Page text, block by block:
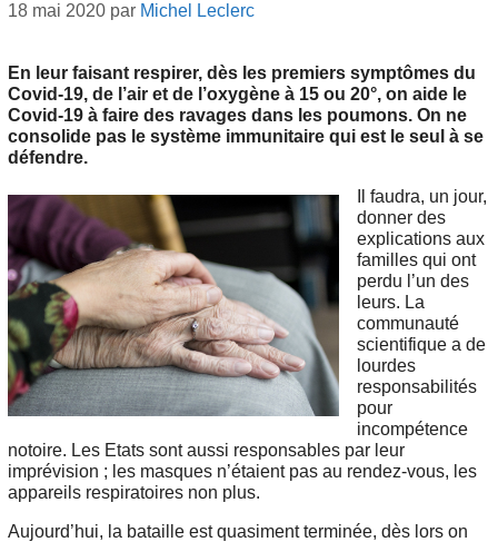
18 mai 2020 par Michel Leclerc
En leur faisant respirer, dès les premiers symptômes du
Covid-19, de l’air et de l’oxygène à 15 ou 20°, on aide le
Covid-19 à faire des ravages dans les poumons. On ne
consolide pas le système immunitaire qui est le seul à se
défendre.
Il faudra, un jour,
donner des
explications aux
familles qui ont
perdu l’un des
leurs. La
communauté
scientifique a de
lourdes
responsabilités
pour
incompétence
notoire. Les Etats sont aussi responsables par leur
imprévision ; les masques n’étaient pas au rendez-vous, les
appareils respiratoires non plus.
Aujourd’hui, la bataille est quasiment terminée, dès lors on